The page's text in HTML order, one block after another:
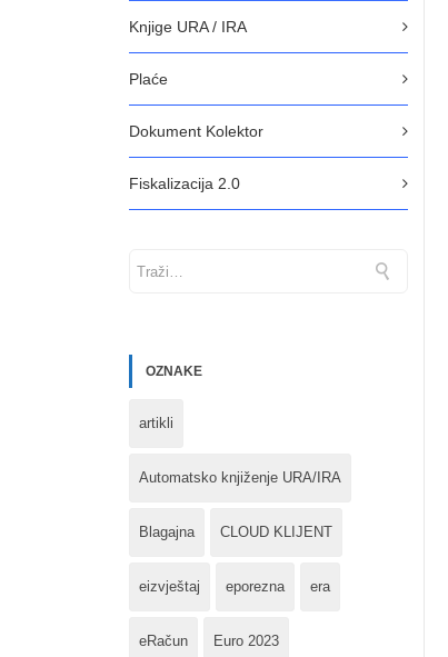
Knjige URA / IRA
Plaće
Dokument Kolektor
Fiskalizacija 2.0
OZNAKE
artikli
Automatsko knjiženje URA/IRA
Blagajna CLOUD KLIJENT
eizvještaj eporezna era
eRačun Euro 2023